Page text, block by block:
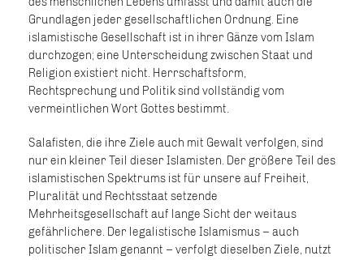
Grundlagen jeder gesellschaftlichen Ordnung. Eine
islamistische Gesellschaft ist in ihrer Gänze vom Islam
durchzogen; eine Unterscheidung zwischen Staat und
Religion existiert nicht. Herrschaftsform,
Rechtsprechung und Politik sind vollständig vom
vermeintlichen Wort Gottes bestimmt.
Salafisten, die ihre Ziele auch mit Gewalt verfolgen, sind
nur ein kleiner Teil dieser Islamisten. Der größere Teil des
islamistischen Spektrums ist für unsere auf Freiheit,
Pluralität und Rechtsstaat setzende
Mehrheitsgesellschaft auf lange Sicht der weitaus
gefährlichere. Der legalistische Islamismus – auch
politischer Islam genannt – verfolgt dieselben Ziele, nutzt